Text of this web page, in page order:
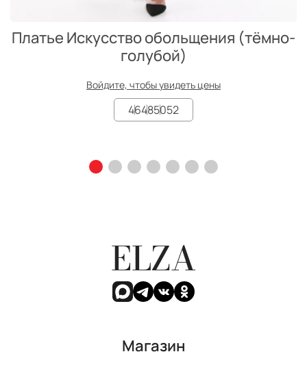
Платье Искусство обольщения (тёмно-
голубой)
Войдите, чтобы увидеть цены
46485052
ELZA
Магазин